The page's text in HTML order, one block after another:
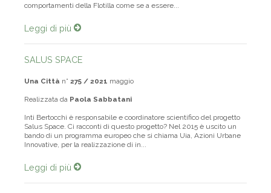
comportamenti della Flotilla come se a essere...
Leggi di più
SALUS SPACE
Una Città n° 275 / 2021 maggio
Realizzata da Paola Sabbatani
Inti Bertocchi è responsabile e coordinatore scientifico del progetto
Salus Space. Ci racconti di questo progetto? Nel 2015 è uscito un
bando di un programma europeo che si chiama Uia, Azioni Urbane
Innovative, per la realizzazione di in...
Leggi di più